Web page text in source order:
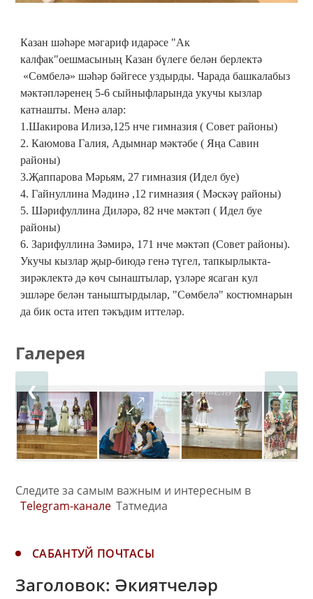
Казан шәһәре мәгариф идарәсе "Ак
калфак"оешмасының Казан бүлеге белән берлектә
«Сөмбелә» шәһәр бәйгесе уздырды. Чарада башкалабыз
мәктәпләренең 5-6 сыйныфларында укучы кызлар
катнашты. Менә алар:
1.Шакирова Илизә,125 нче гимназия ( Совет районы)
2. Каюмова Галия, Адымнар мәктәбе ( Яңа Савин
районы)
3.Җаппарова Мәрьям, 27 гимназия (Идел буе)
4. Гайнуллина Мәдинә ,12 гимназия ( Мәскәү районы)
5. Шәрифуллина Диләрә, 82 нче мәктәп ( Идел буе
районы)
6. Зарифуллина Зәмирә, 171 нче мәктәп (Совет районы).
Укучы кызлар җыр-биюдә генә түгел, тапкырлыкта-
зирәклектә дә көч сынаштылар, үзләре ясаган кул
эшләре белән таныштырдылар, "Сөмбелә" костюмнарын
да бик оста итеп тәкъдим иттеләр.
Галерея
❮ ❯
Следите за самым важным и интересным в
Telegram-канале Татмедиа
САБАНТУЙ ПОЧТАСЫ
Заголовок: Әкиятчеләр